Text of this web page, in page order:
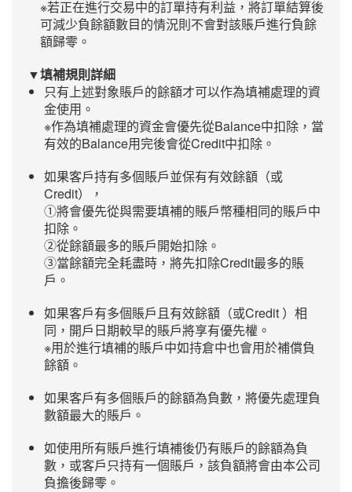
※若正在進行交易中的訂單持有利益，將訂單結算後
可減少負餘額數目的情況則不會對該賬戶進行負餘
額歸零。
▼填補規則詳細
只有上述對象賬戶的餘額才可以作為填補處理的資
金使用。
※作為填補處理的資金會優先從Balance中扣除，當
有效的Balance用完後會從Credit中扣除。
如果客戶持有多個賬戶並保有有效餘額（或
Credit），
①將會優先從與需要填補的賬戶幣種相同的賬戶中
扣除。
②從餘額最多的賬戶開始扣除。
③當餘額完全耗盡時，將先扣除Credit最多的賬
戶。
如果客戶有多個賬戶且有效餘額（或Credit ）相
同，開戶日期較早的賬戶將享有優先權。
※用於進行填補的賬戶中如持倉中也會用於補償負
餘額。
如果客戶有多個賬戶的餘額為負數，將優先處理負
數額最大的賬戶。
如使用所有賬戶進行填補後仍有賬戶的餘額為負
數，或客戶只持有一個賬戶，該負額將會由本公司
負擔後歸零。